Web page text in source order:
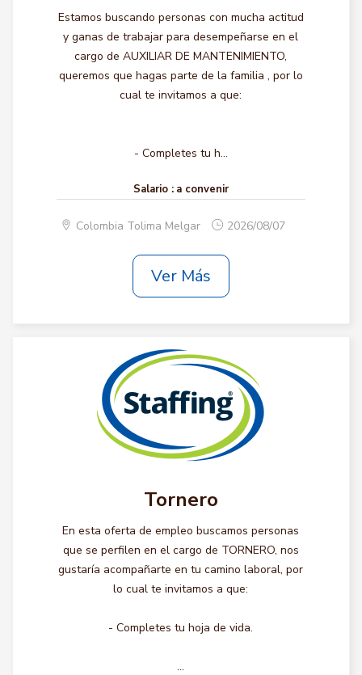
Estamos buscando personas con mucha actitud
y ganas de trabajar para desempeñarse en el
cargo de AUXILIAR DE MANTENIMIENTO,
queremos que hagas parte de la familia , por lo
cual te invitamos a que:
- Completes tu h...
Salario : a convenir
Colombia Tolima Melgar 2026/08/07
Ver Más
Tornero
En esta oferta de empleo buscamos personas
que se perfilen en el cargo de TORNERO, nos
gustaría acompañarte en tu camino laboral, por
lo cual te invitamos a que:
- Completes tu hoja de vida.
...